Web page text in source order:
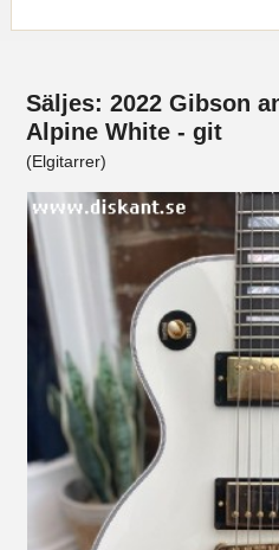
Säljes: 2022 Gibson
Alpine White - git
(Elgitarrer)